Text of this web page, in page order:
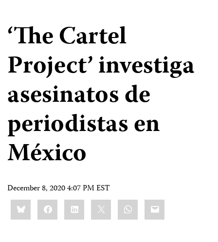
‘The Cartel
Project’ investiga
asesinatos de
periodistas en
México
December 8, 2020 4:07 PM EST
Share
this:BlueskyFacebookLinkedIn WhatsApp
Email